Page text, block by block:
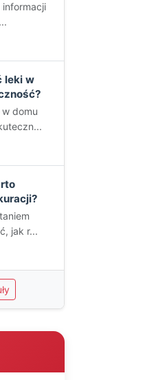
informacji
leki w
domu
jak r...